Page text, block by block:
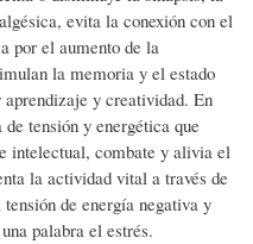
evita la conexión con el
por el aumento de la
la memoria y el estado
y creatividad. En
de tensión y energética que
intelectual, combate y alivia el
la actividad vital a través de
de energía negativa y
palabra el estrés.